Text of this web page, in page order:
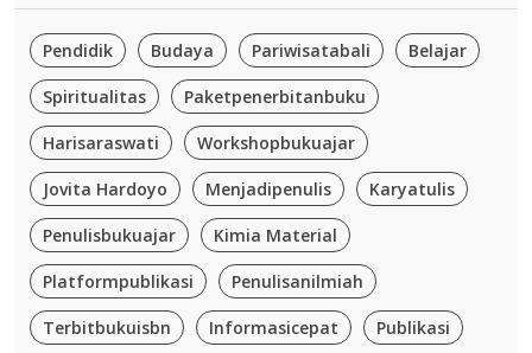
Pendidik Budaya Pariwisatabali Belajar
Spiritualitas Paketpenerbitanbuku
Harisaraswati Workshopbukuajar
Jovita Hardoyo Menjadipenulis Karyatulis
Penulisbukuajar Kimia Material
Platformpublikasi Penulisanilmiah
Terbitbukuisbn Informasicepat Publikasi